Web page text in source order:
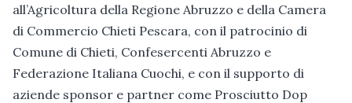
all’Agricoltura della Regione Abruzzo e della Camera
di Commercio Chieti Pescara, con il patrocinio di
Comune di Chieti, Confesercenti Abruzzo e
Federazione Italiana Cuochi, e con il supporto di
aziende sponsor e partner come Prosciutto Dop